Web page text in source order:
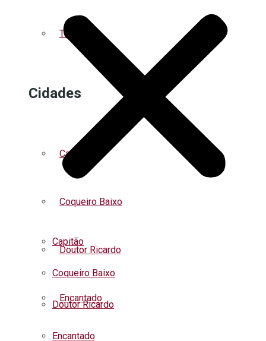
Turismo
Cidades
Capitão
Coqueiro Baixo
Doutor Ricardo
Encantado
Capitão
Coqueiro Baixo
Doutor Ricardo
Encantado